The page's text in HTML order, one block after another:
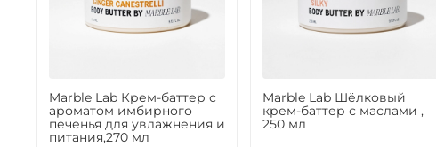
Marble Lab Крем-баттер с
ароматом имбирного
печенья для увлажнения и
питания,270 мл
Marble Lab Шёлковый
крем-баттер с маслами ,
250 мл